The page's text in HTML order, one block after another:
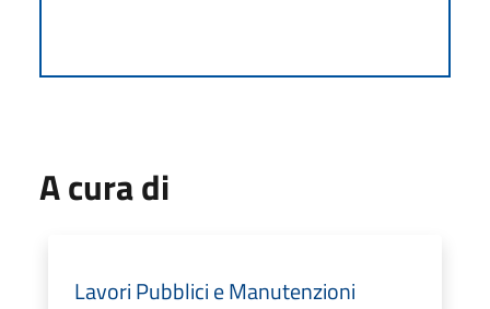
A cura di
Lavori Pubblici e Manutenzioni